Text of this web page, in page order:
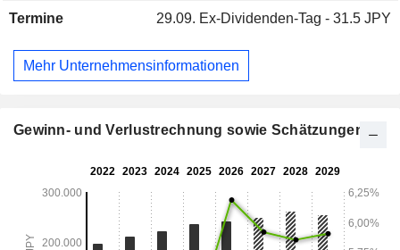
Verpackungsmaschinen sowie Recyclingaktivitäten, bei
umgewandelt werden. Über Tochtergesellschaften ist das
Unternehmen zudem in der Beschaffung und dem Verkauf
dem Verkauf von Kunststofffolien, dem Druck sowie
gesammelten PET-Flaschen sowie die Herstellung von
Termine 29.09. Ex-Dividenden-Tag - 31.5 JPY
Mehr Unternehmensinformationen
Gewinn- und Verlustrechnung sowie Schätzungen